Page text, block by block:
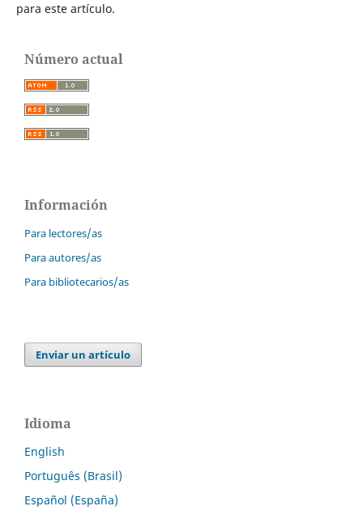
para este artículo.
Número actual
Información
Para lectores/as
Para autores/as
Para bibliotecarios/as
Enviar un artículo
Idioma
English
Português (Brasil)
Español (España)